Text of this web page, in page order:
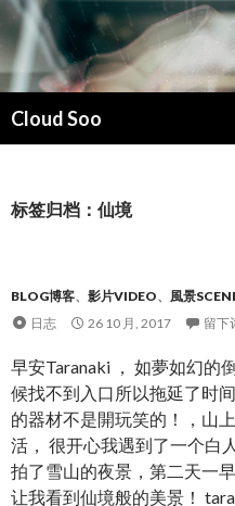
Cloud Soo
索
文
标签归档：仙境
BLOG博客、 影片VIDEO、 風景
日志
26 10 月, 2017 留下
早安Taranaki ， 如夢如幻的
候找不到入口所以拖延了时
的器材不是開玩笑的！，山
活， 很开心我遇到了一个白
拍了雪山的夜景，第二天一
让我看到仙境般的美景！